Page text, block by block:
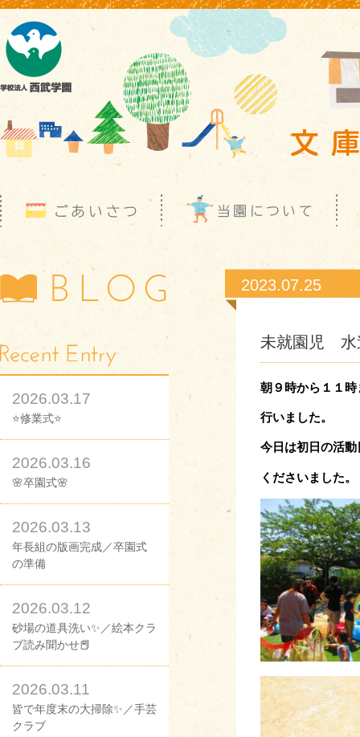
2026.03.17
⭐修業式⭐
2026.03.16
🌸卒園式🌸
2026.03.13
年長組の版画完成／卒園式
の準備
2026.03.12
砂場の道具洗い✨／絵本クラ
ブ読み聞かせ📕
2026.03.11
皆で年度末の大掃除✨／手芸
クラブ
2023.07.25
未就園児 水
朝９時から１１
行いました。
今日は初日の活
くださいました。